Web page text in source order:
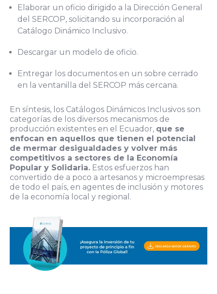
Elaborar un oficio dirigido a la Dirección General
del SERCOP, solicitando su incorporación al
Catálogo Dinámico Inclusivo.
Descargar un modelo de oficio.
Entregar los documentos en un sobre cerrado
en la ventanilla del SERCOP más cercana.
En síntesis, los Catálogos Dinámicos Inclusivos son
categorías de los diversos mecanismos de
producción existentes en el Ecuador, que se
enfocan en aquellos que tienen el potencial
de mermar desigualdades y volver más
competitivos a sectores de la Economía
Popular y Solidaria. Estos esfuerzos han
convertido de a poco a artesanos y microempresas
de todo el país, en agentes de inclusión y motores
de la economía local y regional.